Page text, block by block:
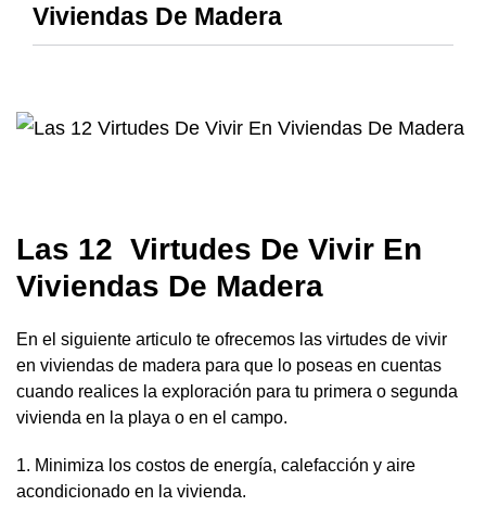
Viviendas De Madera
Las 12 Virtudes De Vivir En
Viviendas De Madera
En el siguiente articulo te ofrecemos las virtudes de vivir
en viviendas de madera para que lo poseas en cuentas
cuando realices la exploración para tu primera o segunda
vivienda en la playa o en el campo.
1. Minimiza los costos de energía, calefacción y aire
acondicionado en la vivienda.